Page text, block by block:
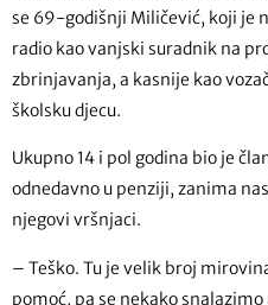
se 69-godišnji Miličević, koji je
radio kao vanjski suradnik na
zbrinjavanja, a kasnije kao
školsku djecu.
Ukupno 14 i pol godina bio je
odnedavno u penziji, zanima
njegovi vršnjaci.
– Teško. Tu je velik broj
pomoć, pa se nekako